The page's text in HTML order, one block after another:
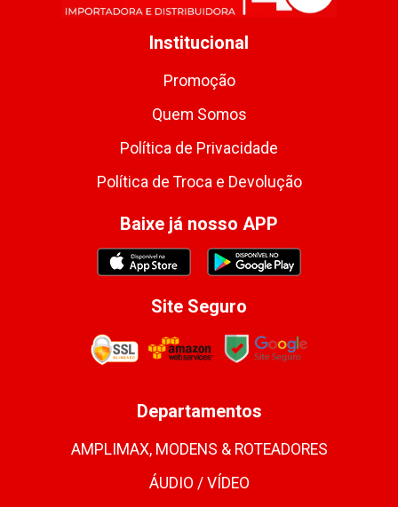
Institucional
Promoção
Quem Somos
Política de Privacidade
Política de Troca e Devolução
Baixe já nosso APP
Site Seguro
Departamentos
AMPLIMAX, MODENS & ROTEADORES
ÁUDIO / VÍDEO